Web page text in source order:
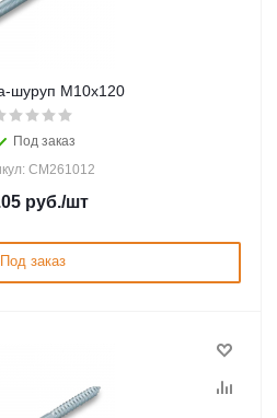
шуруп M10х120
Под заказ
CM261012
руб./шт
Под заказ